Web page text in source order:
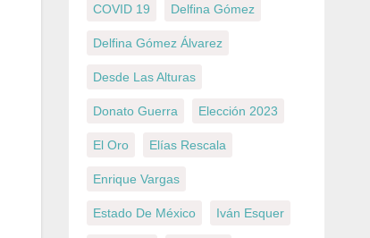
COVID 19 Delfina Gómez
Delfina Gómez Álvarez
Desde Las Alturas
Donato Guerra Elección 2023
El Oro Elías Rescala
Enrique Vargas
Estado De México Iván Esquer